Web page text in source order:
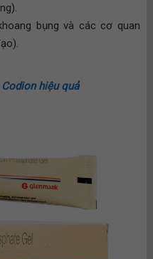
bụng và các cơ quan
hiệu quả